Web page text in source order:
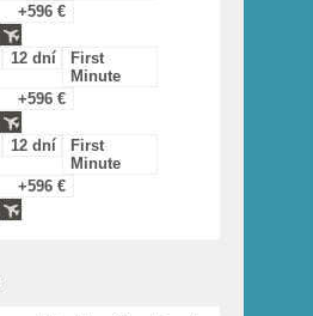
+596 €
12 dní
First
Minute
+596 €
12 dní
First
Minute
+596 €